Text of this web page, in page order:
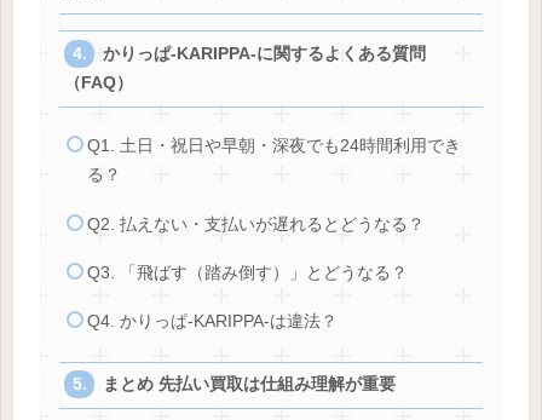
かりっぱ-KARIPPA-に関するよくある質問
（FAQ）
Q1. 土日・祝日や早朝・深夜でも24時間利用でき
る？
Q2. 払えない・支払いが遅れるとどうなる？
Q3. 「飛ばす（踏み倒す）」とどうなる？
Q4. かりっぱ-KARIPPA-は違法？
まとめ 先払い買取は仕組み理解が重要